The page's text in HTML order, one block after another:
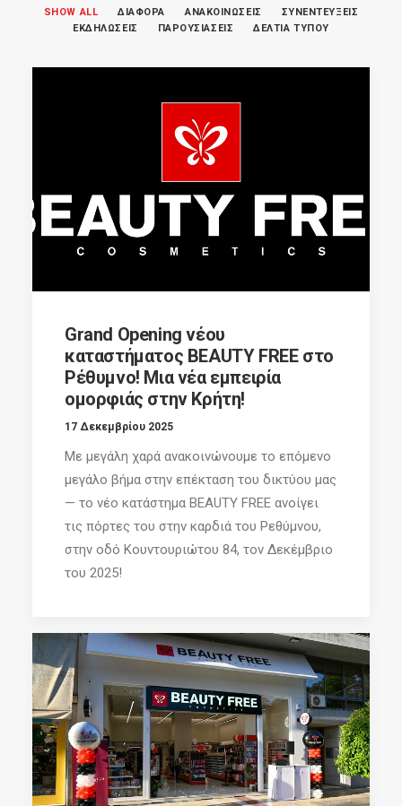
SHOW ALL ΔΙΑΦΟΡΑ ΑΝΑΚΟΙΝΩΣΕΙΣ
ΣΥΝΕΝΤΕΥΞΕΙΣ
ΕΚΔΗΛΩΣΕΙΣ
ΠΑΡΟΥΣΙΑΣΕΙΣ ΔΕΛΤΙΑ ΤΥΠΟΥ
Grand Opening νέου
καταστήματος BEAUTY FREE στο
Ρέθυμνο! Μια νέα εμπειρία
ομορφιάς στην Κρήτη!
17 Δεκεμβρίου 2025
Με μεγάλη χαρά ανακοινώνουμε το επόμενο
μεγάλο βήμα στην επέκταση του δικτύου μας
— το νέο κατάστημα BEAUTY FREE ανοίγει
τις πόρτες του στην καρδιά του Ρεθύμνου,
στην οδό Κουντουριώτου 84, τον Δεκέμβριο
του 2025!